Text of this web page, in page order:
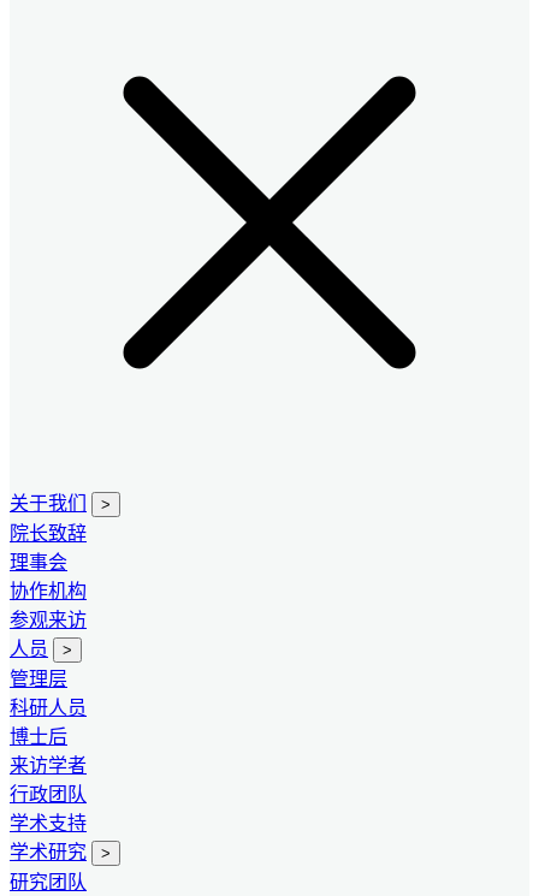
关于我们 >
院长致辞
理事会
协作机构
参观来访
人员
>
管理层
科研人员
博士后
来访学者
行政团队
学术支持
学术研究
>
研究团队